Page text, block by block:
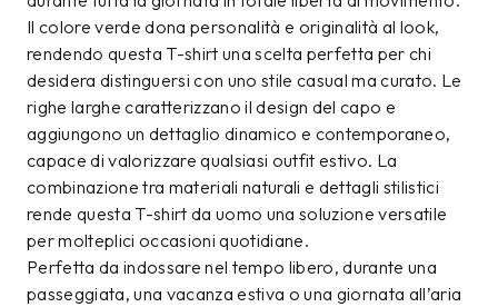
Il colore verde dona personalità e originalità al look,
rendendo questa T-shirt una scelta perfetta per chi
desidera distinguersi con uno stile casual ma curato. Le
righe larghe caratterizzano il design del capo e
aggiungono un dettaglio dinamico e contemporaneo,
capace di valorizzare qualsiasi outfit estivo. La
combinazione tra materiali naturali e dettagli stilistici
rende questa T-shirt da uomo una soluzione versatile
per molteplici occasioni quotidiane.
Perfetta da indossare nel tempo libero, durante una
passeggiata, una vacanza estiva o una giornata all’aria